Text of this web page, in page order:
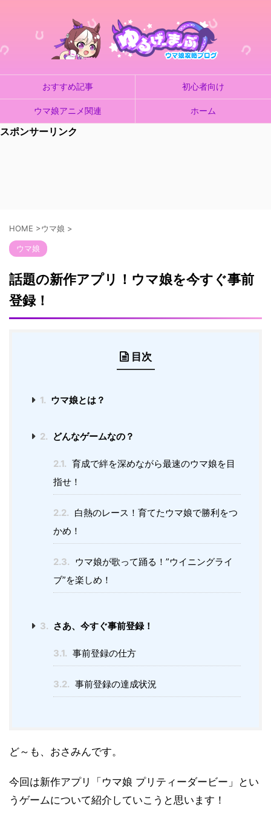
おすすめ記事 初心者向け
ウマ娘アニメ関連 ホーム
スポンサーリンク
HOME >ウマ娘 >
ウマ娘
話題の新作アプリ！ウマ娘を今すぐ事前
登録！
目次
1. ウマ娘とは？
2. どんなゲームなの？
2.1. 育成で絆を深めながら最速のウマ娘を目
指せ！
2.2. 白熱のレース！育てたウマ娘で勝利をつ
かめ！
2.3. ウマ娘が歌って踊る！”ウイニングライ
ブ”を楽しめ！
3. さあ、今すぐ事前登録！
3.1. 事前登録の仕方
3.2. 事前登録の達成状況
ど～も、おさみんです。
今回は新作アプリ「ウマ娘 プリティーダービー」とい
うゲームについて紹介していこうと思います！